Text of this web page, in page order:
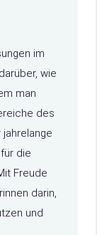
im
wie
man
des
die
Freude
darin,
und